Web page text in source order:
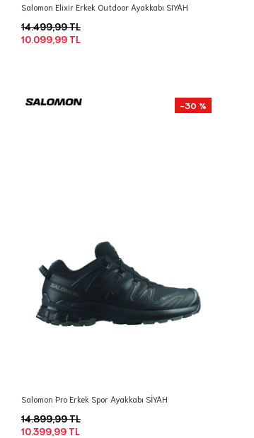
Salomon Elixir Erkek Outdoor Ayakkabı SIYAH
10.099,99 TL
14.499,99 TL
-30 %
Salomon Pro Erkek Spor Ayakkabı SİYAH
10.399,99 TL
14.899,99 TL